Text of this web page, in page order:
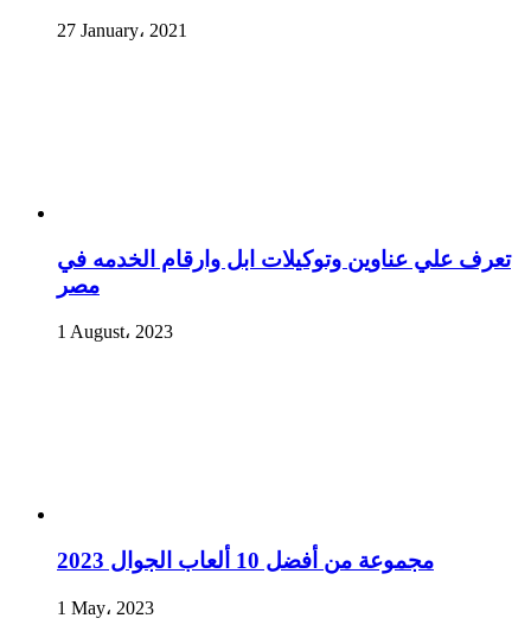
27 January، 2021
تعرف علي عناوين وتوكيلات ابل وارقام الخدمه في
مصر
1 August، 2023
مجموعة من أفضل 10 ألعاب الجوال 2023
1 May، 2023